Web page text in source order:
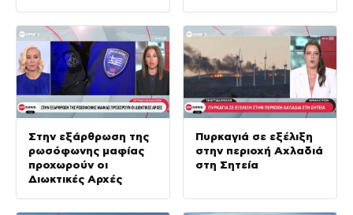
Στην εξάρθρωση της
ρωσόφωνης μαφίας
προχωρούν οι
Διωκτικές Αρχές
Πυρκαγιά σε εξέλιξη
στην περιοχή Αχλαδιά
στη Σητεία